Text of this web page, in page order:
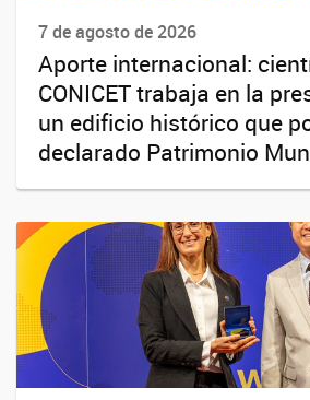
7 de agosto de 2026
Aporte internacional:
CONICET trabaja en la
un edificio histórico que
declarado Patrimonio